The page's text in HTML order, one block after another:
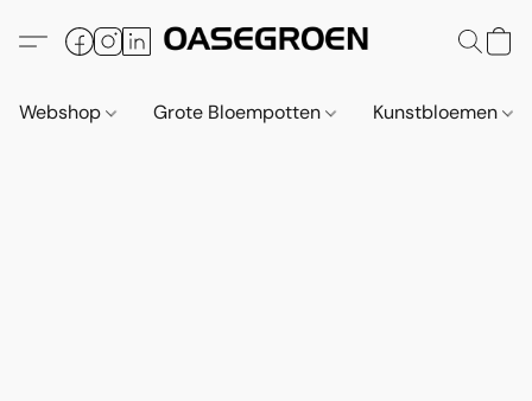
Webshop Grote Bloempotten Kunstbloemen